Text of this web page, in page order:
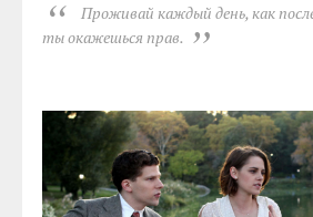
Проживай каждый день, как
ты окажешься прав.